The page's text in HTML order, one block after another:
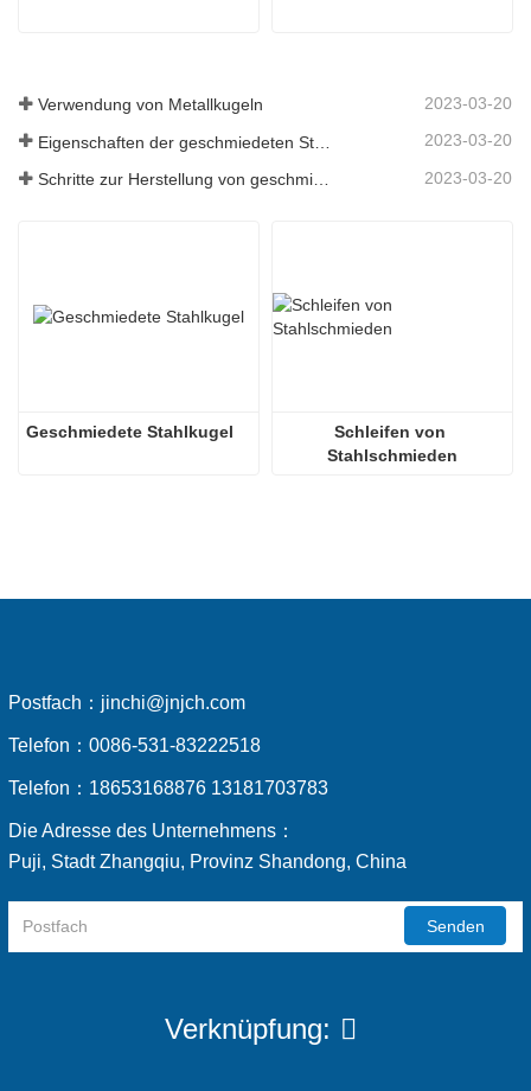
Verwendung von Metallkugeln 2023-03-20
2023-03-20
2023-03-20
Geschmiedete Stahlkugel
Schleifen von
Stahlschmieden
Postfach： jinchi@jnjch.com
Telefon： 0086-531-83222518
Telefon： 18653168876 13181703783
Die Adresse des Unternehmens：
Puji, Stadt Zhangqiu, Provinz Shandong, China
Senden
Verknüpfung: